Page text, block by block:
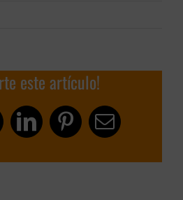
este artículo!
LinkedIn
PinterestCorreo